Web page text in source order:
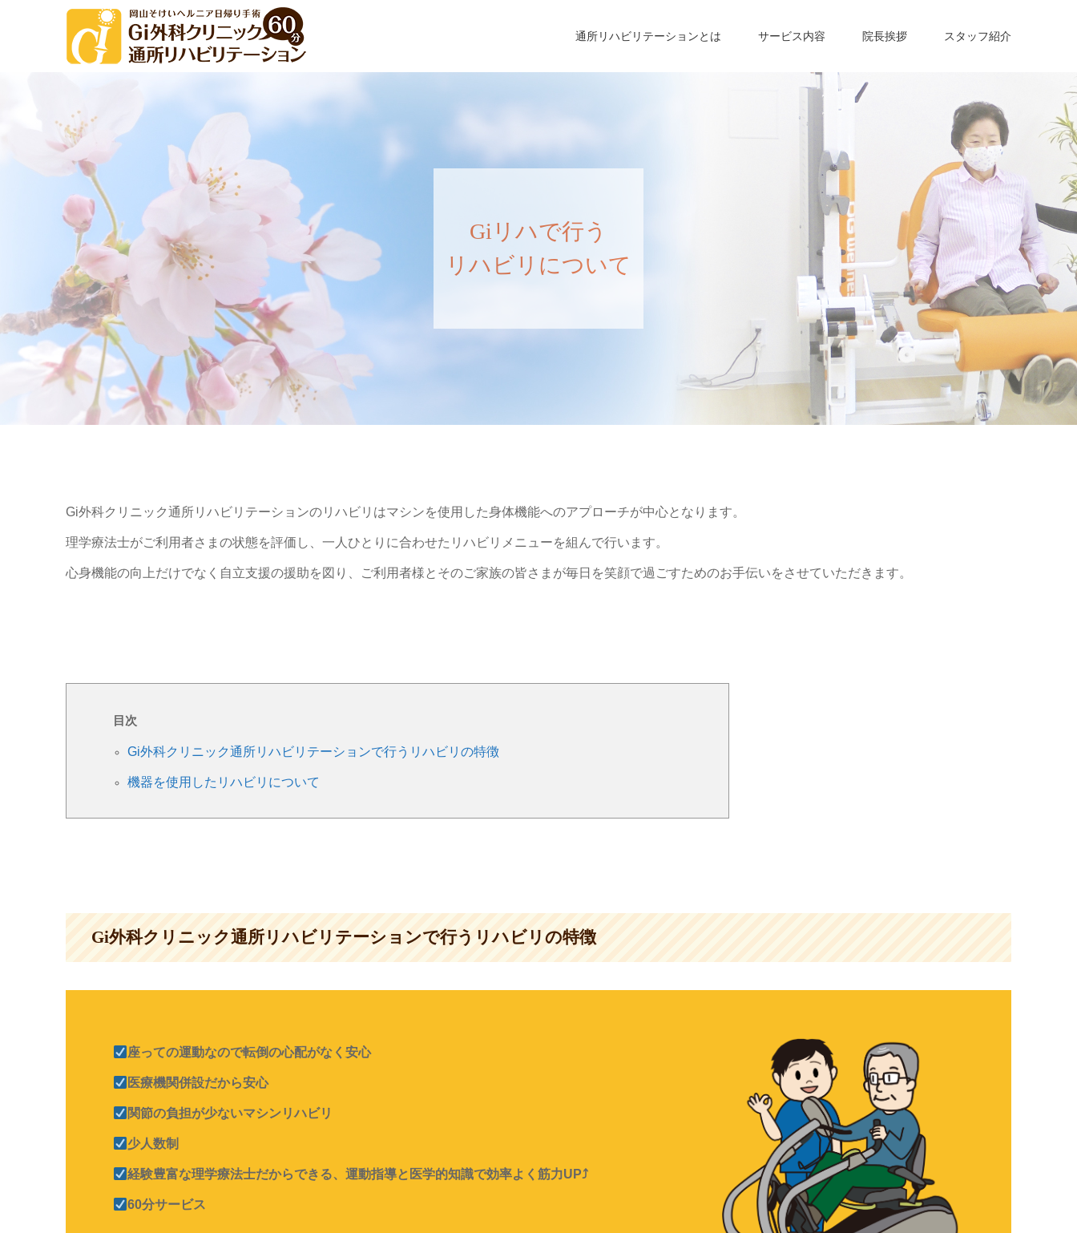
通所リハビリテーションとは サービス内容 院長挨拶 スタッフ紹介
Giリハで行う
リハビリについて
Gi外科クリニック通所リハビリテーションのリハビリはマシンを使用した身体機能へのアプローチが中心となります。
理学療法士がご利用者さまの状態を評価し、一人ひとりに合わせたリハビリメニューを組んで行います。
心身機能の向上だけでなく自立支援の援助を図り、ご利用者様とそのご家族の皆さまが毎日を笑顔で過ごすためのお手伝いをさせていただきます。
目次
Gi外科クリニック通所リハビリテーションで行うリハビリの特徴
機器を使用したリハビリについて
Gi外科クリニック通所リハビリテーションで行うリハビリの特徴
座っての運動なので転倒の心配がなく安心
医療機関併設だから安心
関節の負担が少ないマシンリハビリ
少人数制
経験豊富な理学療法士だからできる、運動指導と医学的知識で効率よく筋力UP⤴︎
60分サービス